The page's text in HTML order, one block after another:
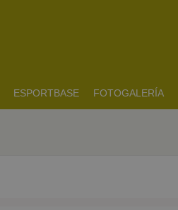
ESPORTBASE FOTOGALERÍA